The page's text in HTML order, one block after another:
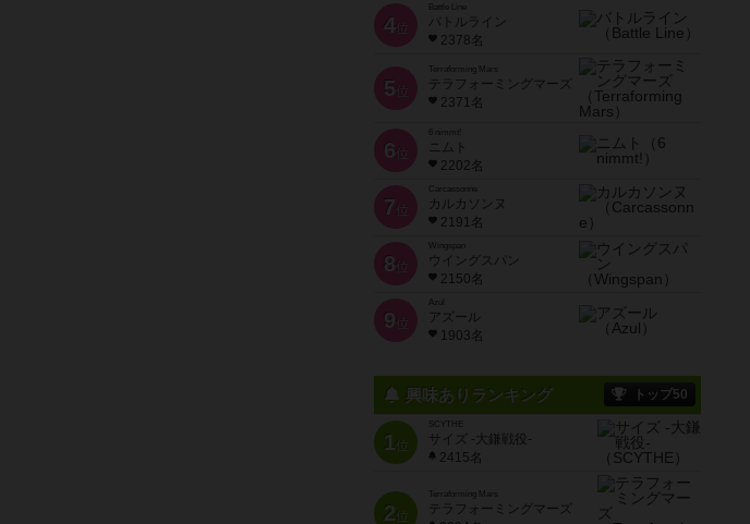
4位
Battle Line
バトルライン
2378名
5 位
Terraforming Mars
テラフォーミングマーズ
2371名
6 位
ニムト
2202名
7 位
Carcassonne
カルカソンヌ
2191名
8 位
Wingspan
ウイングスパン
2150名
9 位
Azul
アズール
1903名
興味ありランキング トップ50
1位
SCYTHE
サイズ -大鎌戦役-
2415名
2位
Terraforming Mars
テラフォーミングマーズ